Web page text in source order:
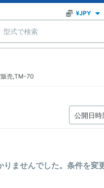
販売,TM-70
ませんでした。条件を変